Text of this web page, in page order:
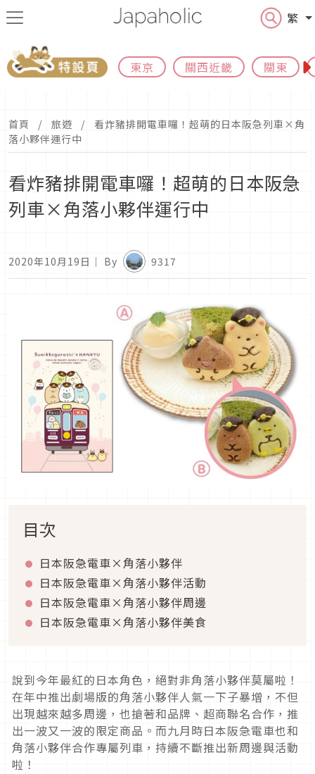
繁
東京 關西近畿 關東
首頁 旅遊
看炸豬排開電車囉！超萌的日本阪急列車×角
落小夥伴運行中
看炸豬排開電車囉！超萌的日本阪急
列車×角落小夥伴運行中
2020年10月19日 ｜ By 9317
目次
日本阪急電車×角落小夥伴
日本阪急電車×角落小夥伴活動
日本阪急電車×角落小夥伴周邊
日本阪急電車×角落小夥伴美食
說到今年最紅的日本角色，絕對非角落小夥伴莫屬啦！
在年中推出劇場版的角落小夥伴人氣一下子暴增，不但
出現越來越多周邊，也搶著和品牌、超商聯名合作，推
出一波又一波的限定商品。而九月時日本阪急電車也和
角落小夥伴合作專屬列車，持續不斷推出新周邊與活動
啦！